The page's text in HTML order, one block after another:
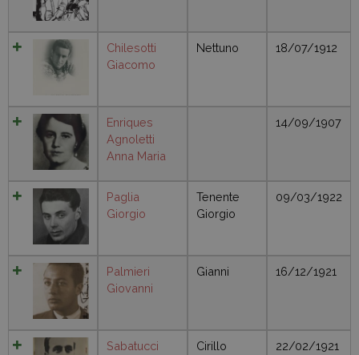
Chilesotti
Giacomo
Nettuno 18/07/1912
Enriques
Agnoletti
Anna Maria
14/09/1907
Paglia
Giorgio
Tenente
Giorgio
09/03/1922
Palmieri
Giovanni
Gianni 16/12/1921
Sabatucci
Cirillo 22/02/1921